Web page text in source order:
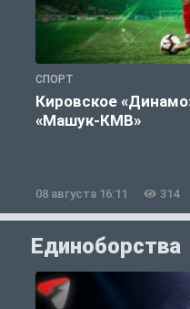
СПОРТ
Кировское
«Машук-КМВ»
08 августа 16:11 314
Единоборства